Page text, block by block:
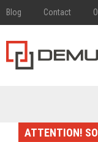
Blog Contact
ATTENTION!